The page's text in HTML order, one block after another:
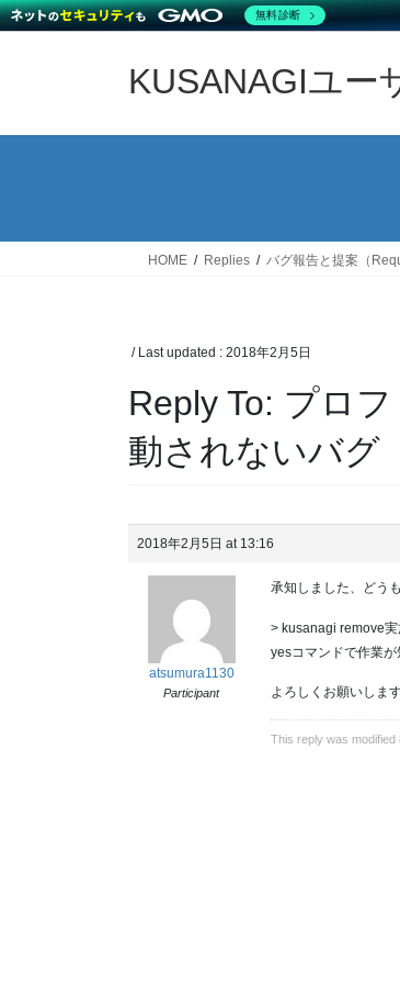
KUSANAGIユー
HOME Replies バグ報告と提案（
/ Last updated : 2018年2月5日
Reply To: プロ
動されないバグ
2018年2月5日 at 13:16
atsumura1130
Participant
承知しました、どう
> kusanagi remove
yesコマンドで作業が
よろしくお願いします
This reply was
無料診断